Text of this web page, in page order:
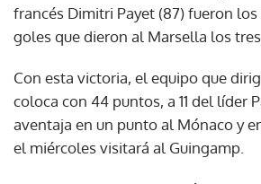
francés Dimitri Payet (87) fueron
goles que dieron al Marsella los
Con esta victoria, el equipo que
coloca con 44 puntos, a 11 del líder
aventaja en un punto al Mónaco y
el miércoles visitará al Guingamp.